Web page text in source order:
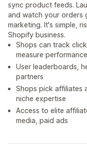
sync product feeds.
and watch your orders
marketing. It's simple,
Shopify business.
Shops can track
measure
User leaderboards,
partners
Shops pick affiliates
niche expertise
Access to elite
media, paid ads